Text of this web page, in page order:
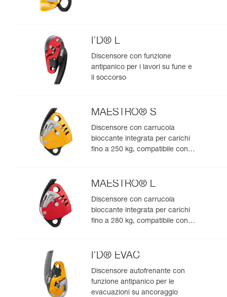
I’D® L
Discensore con funzione
antipanico per i lavori su fune e
il soccorso
MAESTRO® S
Discensore con carrucola
bloccante integrata per carichi
fino a 250 kg, compatibile con
MAESTRO® L
Discensore con carrucola
bloccante integrata per carichi
fino a 280 kg, compatibile con
I’D® EVAC
Discensore autofrenante con
funzione antipanico per le
evacuazioni su ancoraggio